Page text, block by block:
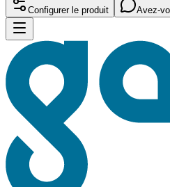
Configurer le produit Avez-